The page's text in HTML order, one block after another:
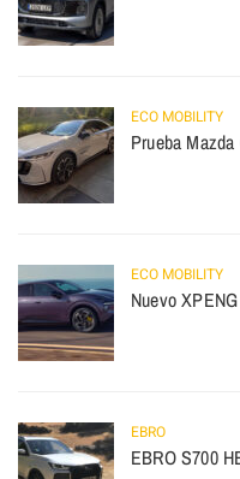
ECO MOBILITY
Prueba Mazda
ECO MOBILITY
Nuevo
EBRO
EBRO S700